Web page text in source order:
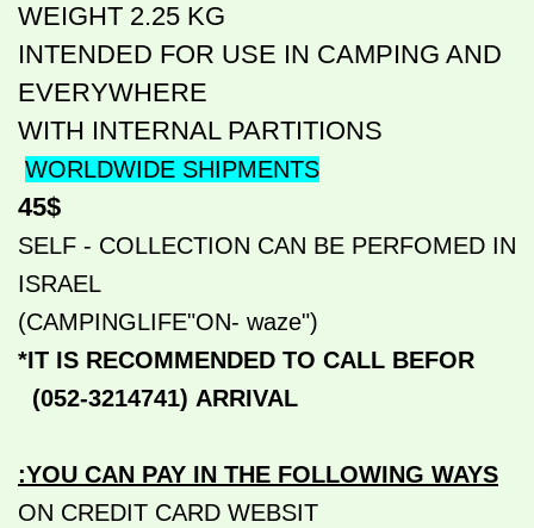
WEIGHT 2.25 KG
INTENDED FOR USE IN CAMPING AND
EVERYWHERE
WITH INTERNAL PARTITIONS
WORLDWIDE SHIPMENTS
45$
SELF - COLLECTION CAN BE PERFOMED IN
ISRAEL
("CAMPINGLIFE"ON- waze)
*IT IS RECOMMENDED TO CALL BEFOR
ARRIVAL
(052-3214741)
YOU CAN PAY IN THE FOLLOWING WAYS
:
ON CREDIT CARD WEBSIT